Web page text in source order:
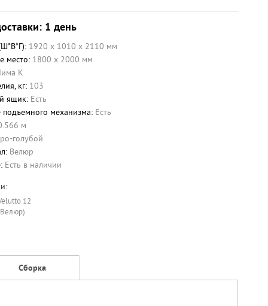
1 день
1920 x 1010 x 2110 мм
место: 1800 х 2000 мм
К
кг: 103
ящик: Есть
подъемного механизма: Есть
м
голубой
Велюр
Есть в наличии
12
Сборка